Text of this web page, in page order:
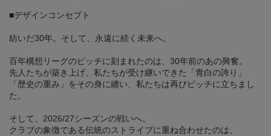
■デザインコンセプト
紡いだ30年。そして、永遠に続く未来へ。
百年構想リーグのピッチに刻まれたのは、30年前のあの興奮。
先人たちが築き上げ、私たちが受け継いできた「青白の誇り」
「歴史の重み」をその身に纏い、私たちは再びピッチに立ちまし
た。
そして、2026/27シーズンの戦いへ。
クラブの象徴である伝統のストライプに重ね合わせたのは、